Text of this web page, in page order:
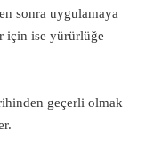
sonra uygulamaya
için ise yürürlüğe
geçerli olmak